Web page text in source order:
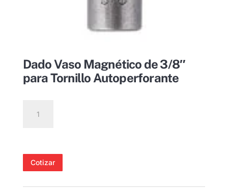
Dado Vaso Magnético de 3/8″
para Tornillo Autoperforante
Vaso
3/8"
para
Cotizar